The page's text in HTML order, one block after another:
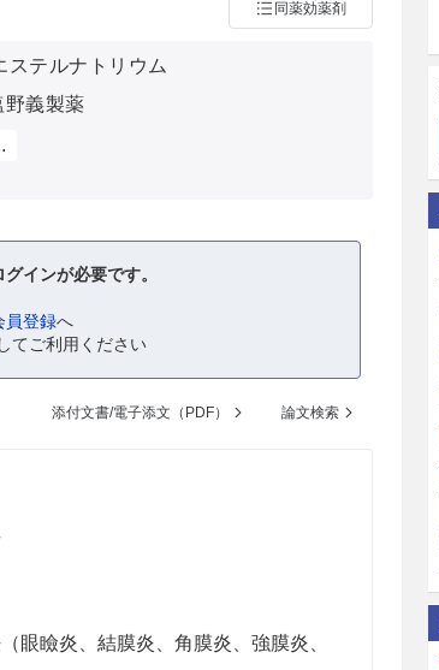
同薬効薬剤
ステルナトリウム
野義製薬
インが必要です。
員登録へ
してご利用ください
添付文書/電子添文（PDF） 論文検索
眼瞼炎、結膜炎、角膜炎、強膜炎、